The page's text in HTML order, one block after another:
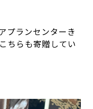
プランセンターき
ちらも寄贈してい